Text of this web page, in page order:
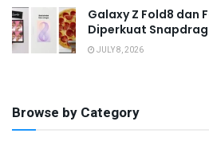
Galaxy Z Fold8 dan
Diperkuat
JULY 8, 2026
Browse by Category